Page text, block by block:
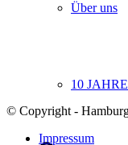
Über uns
10
© Copyright -
Impressum